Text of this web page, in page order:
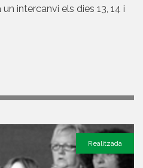
intercanvi els dies 13, 14 i
Realitzada